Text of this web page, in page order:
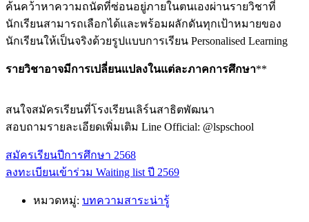
ค้นคว้าหาความถนัดที่ซ่อนอยู่ภายในตนเองผ่านรายวิชาที่
นักเรียนสามารถเลือกได้และพร้อมผลักดันทุกเป้าหมายของ
นักเรียนให้เป็นจริงด้วยรูปแบบการเรียน Personalised Learning
รายวิชาอาจมีการเปลี่ยนแปลงในแต่ละภาคการศึกษา**
สนใจสมัครเรียนที่โรงเรียนเลิร์นสาธิตพัฒนา
สอบถามรายละเอียดเพิ่มเติม Line Official: @lspschool
สมัครเรียนปีการศึกษา 2568
ลงทะเบียนเข้าร่วม Waiting list ปี 2569
หมวดหมู่: บทความสาระน่ารู้